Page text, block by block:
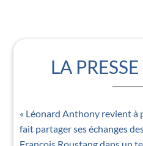
LA
« Léonard Anthony revient à
fait partager ses échanges